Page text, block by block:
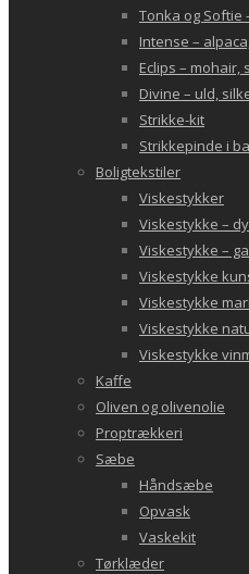
Tonka og Softie
Intense –
Eclips – mohair,
Divine – uld,
Strikke-kit
Strikkepinde i
Boligtekstiler
Viskestykker
Viskestykke –
Viskestykke –
Viskestykke
Viskestykke
Viskestykke
Viskestykke
Kaffe
Oliven og olivenolie
Proptrækkeri
Sæbe
Håndsæbe
Opvask
Vaskekit
Tørklæder